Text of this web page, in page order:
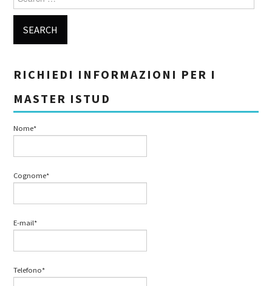
RICHIEDI INFORMAZIONI PER I
MASTER ISTUD
Nome*
Cognome*
E-mail*
Telefono*